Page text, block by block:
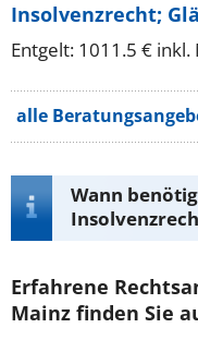
Insolvenzrecht;
Entgelt: 1011.5 € inkl.
alle
Wann
Erfahrene
Mainz finden Sie